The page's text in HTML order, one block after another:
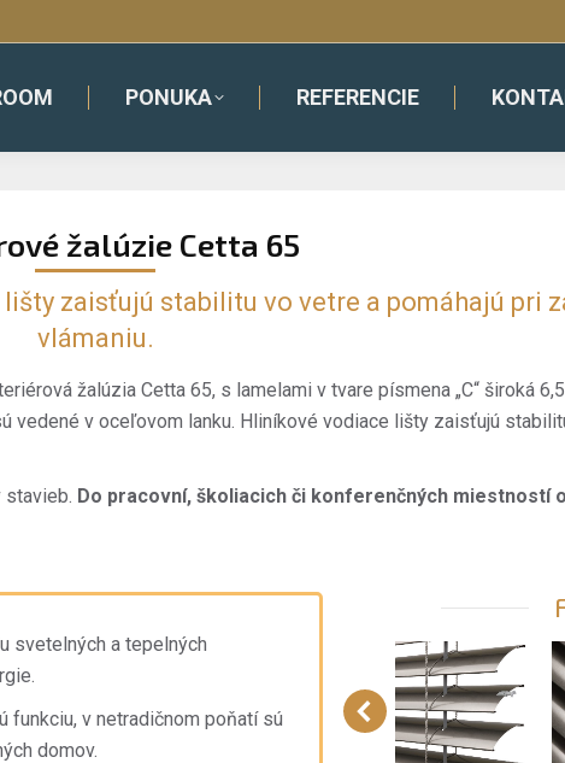
PONUKA REFERENCIE
žalúzie Cetta 65
zaisťujú stabilitu vo vetre a pomáhajú pri
vlámaniu.
žalúzia Cetta 65, s lamelami v tvare písmena „C“ široká
v oceľovom lanku. Hliníkové vodiace lišty zaisťujú
stavieb. Do pracovní, školiacich či konferenčných miestností
svetelných a tepelných
funkciu, v netradičnom poňatí sú
domov.